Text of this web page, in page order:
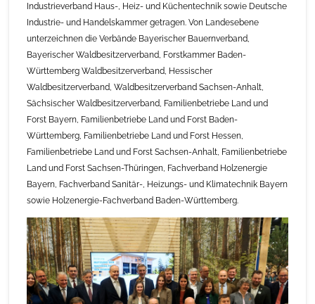
Industrieverband Haus-, Heiz- und Küchentechnik sowie Deutsche
Industrie- und Handelskammer getragen. Von Landesebene
unterzeichnen die Verbände Bayerischer Bauernverband,
Bayerischer Waldbesitzerverband, Forstkammer Baden-
Württemberg Waldbesitzerverband, Hessischer
Waldbesitzerverband, Waldbesitzerverband Sachsen-Anhalt,
Sächsischer Waldbesitzerverband, Familienbetriebe Land und
Forst Bayern, Familienbetriebe Land und Forst Baden-
Württemberg, Familienbetriebe Land und Forst Hessen,
Familienbetriebe Land und Forst Sachsen-Anhalt, Familienbetriebe
Land und Forst Sachsen-Thüringen, Fachverband Holzenergie
Bayern, Fachverband Sanitär-, Heizungs- und Klimatechnik Bayern
sowie Holzenergie-Fachverband Baden-Württemberg.